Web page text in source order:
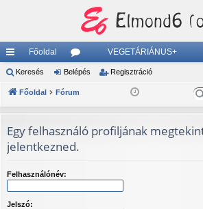
yo
rs
lin
ke
k
Főoldal
ór
u
m
ok
VEGETÁRIÁNUS+
Keresés Belépés Regisztráció
Főoldal Fórum
e
e
e
e
Egy felhasználó profiljának
jelentkezned.
Felhasználónév:
Jelszó: